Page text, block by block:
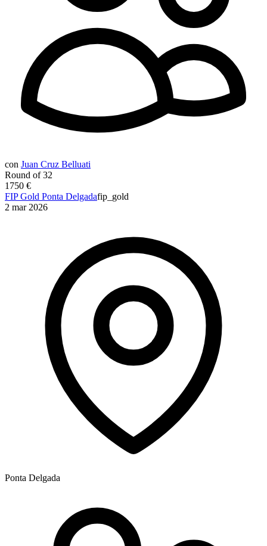
con Juan Cruz Belluati
Round of 32
1750 €
FIP Gold Ponta Delgadafip_gold
2 mar 2026
Ponta Delgada